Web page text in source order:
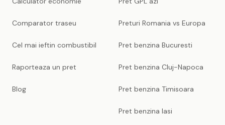
Comparator traseu
Cel mai ieftin combustibil
Raporteaza un pret
Blog
Preturi Romania vs Europa
Pret benzina Bucuresti
Pret benzina Cluj-Napoca
Pret benzina Timisoara
Pret benzina Iasi